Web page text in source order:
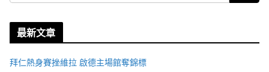
最新文章
拜仁熱身賽挫維拉 啟德主場館奪錦標